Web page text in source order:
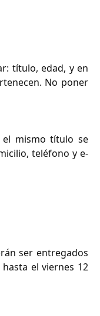
título, edad, y en
No poner
el mismo título se
teléfono y e-
ser entregados
el viernes 12